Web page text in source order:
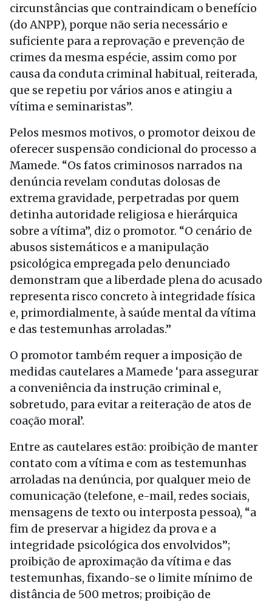
circunstâncias que contraindicam o benefício
(do ANPP), porque não seria necessário e
suficiente para a reprovação e prevenção de
crimes da mesma espécie, assim como por
causa da conduta criminal habitual, reiterada,
que se repetiu por vários anos e atingiu a
vítima e seminaristas”.
Pelos mesmos motivos, o promotor deixou de
oferecer suspensão condicional do processo a
Mamede. “Os fatos criminosos narrados na
denúncia revelam condutas dolosas de
extrema gravidade, perpetradas por quem
detinha autoridade religiosa e hierárquica
sobre a vítima”, diz o promotor. “O cenário de
abusos sistemáticos e a manipulação
psicológica empregada pelo denunciado
demonstram que a liberdade plena do acusado
representa risco concreto à integridade física
e, primordialmente, à saúde mental da vítima
e das testemunhas arroladas.”
O promotor também requer a imposição de
medidas cautelares a Mamede ‘para assegurar
a conveniência da instrução criminal e,
sobretudo, para evitar a reiteração de atos de
coação moral’.
Entre as cautelares estão: proibição de manter
contato com a vítima e com as testemunhas
arroladas na denúncia, por qualquer meio de
comunicação (telefone, e-mail, redes sociais,
mensagens de texto ou interposta pessoa), “a
fim de preservar a higidez da prova e a
integridade psicológica dos envolvidos”;
proibição de aproximação da vítima e das
testemunhas, fixando-se o limite mínimo de
distância de 500 metros; proibição de